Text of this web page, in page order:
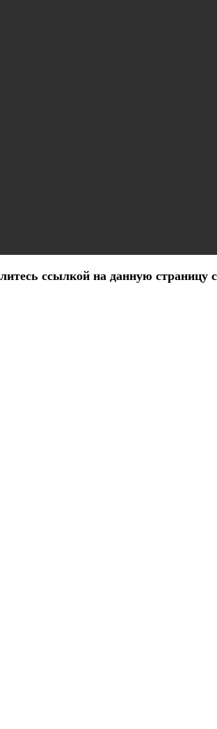
ссылкой на данную страницу